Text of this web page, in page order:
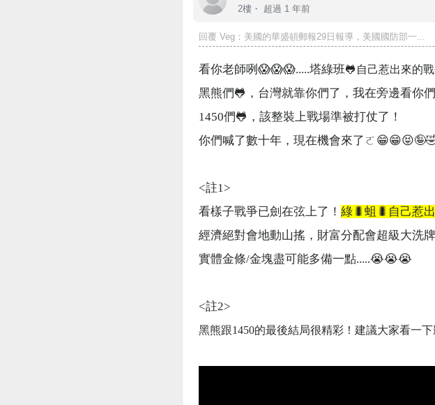
2樓・ 超過 1 年前
回覆Veg ：美國的華盛頓郵報29日報導，美國國防部一...
看你老師咧😱😱😱.....塔綠班🐸 自己惹出來的
黑熊們🐸 ，台灣就靠你們了，我在旁邊看你
1450們🐸 ，該整裝上戰場準被打仗了！
你們喊了數十年，現在機會來了ㄛ
<註1>
看樣子戰爭已劍在弦上了！綠 🐛蛆 🐛 自己惹
經濟絕對會地動山搖，財富分配會超級大洗
實體金條/金塊盡可能多備一點.....😭😭😭
<註2>
黑熊跟1450的最後結局很精彩！建議大家看一